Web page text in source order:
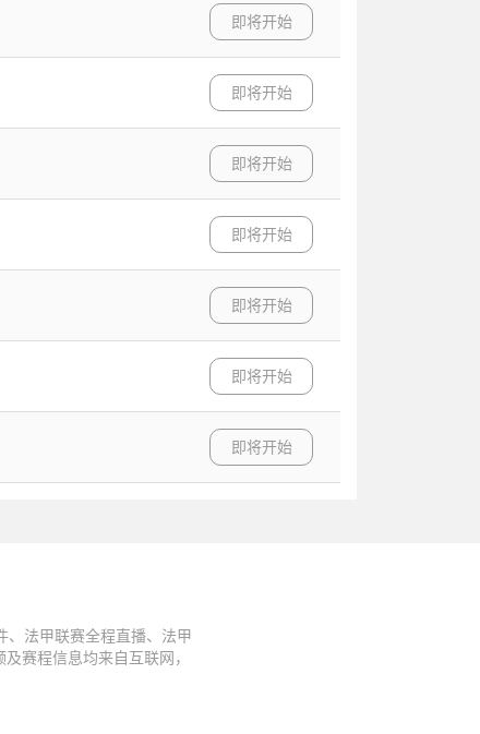
即将开始
即将开始
即将开始
即将开始
即将开始
即将开始
即将开始
、法甲联赛全程直播、法甲
赛程信息均来自互联网，